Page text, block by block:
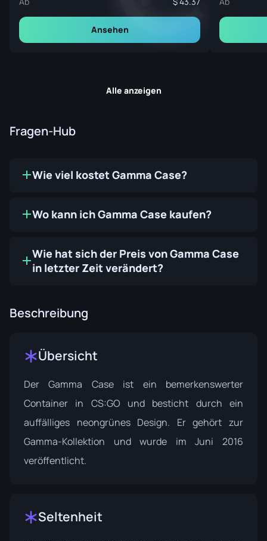
Ansehen
Alle anzeigen
Fragen-Hub
Wie viel kostet Gamma Case?
Wo kann ich Gamma Case kaufen?
Wie hat sich der Preis von Gamma Case
in letzter Zeit verändert?
Beschreibung
Übersicht
Der Gamma Case ist ein bemerkenswerter
Container in CS:GO und besticht durch ein
auffälliges neongrünes Design. Er gehört zur
Gamma-Kollektion und wurde im Juni 2016
veröffentlicht.
Seltenheit